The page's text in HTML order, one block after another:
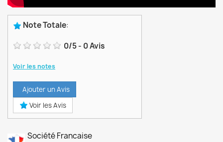
Note Totale:
0/5- 0Avis
Voir les notes
Ajouter un Avis
Voir les Avis
Société Francaise